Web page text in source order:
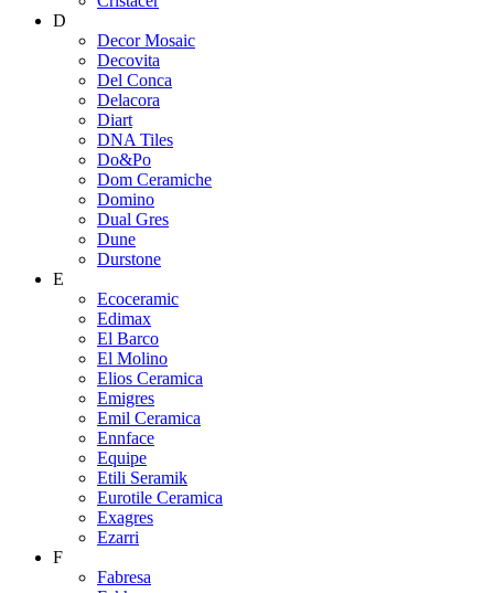
D
Decor Mosaic
Decovita
Del Conca
Delacora
Diart
DNA Tiles
Do&Po
Dom Ceramiche
Domino
Dual Gres
Dune
Durstone
E
Ecoceramic
Edimax
El Barco
El Molino
Elios Ceramica
Emigres
Emil Ceramica
Ennface
Equipe
Etili Seramik
Eurotile Ceramica
Exagres
Ezarri
F
Fabresa